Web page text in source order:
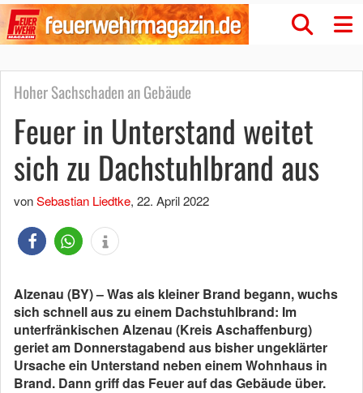
Hoher Sachschaden an Gebäude
Feuer in Unterstand weitet
sich zu Dachstuhlbrand aus
vonSebastian Liedtke, 22. April 2022
Alzenau (BY) – Was als kleiner Brand begann, wuchs
sich schnell aus zu einem Dachstuhlbrand: Im
unterfränkischen Alzenau (Kreis Aschaffenburg)
geriet am Donnerstagabend aus bisher ungeklärter
Ursache ein Unterstand neben einem Wohnhaus in
Brand. Dann griff das Feuer auf das Gebäude über.